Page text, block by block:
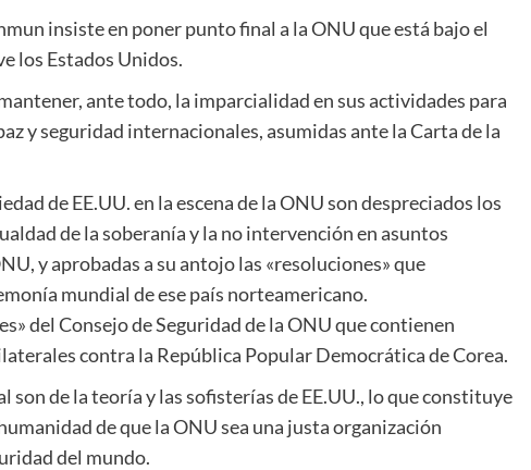
insiste en poner punto final a la ONU que está bajo el
los Estados Unidos.
ante todo, la imparcialidad en sus actividades para
y seguridad internacionales, asumidas ante la Carta de la
de EE.UU. en la escena de la ONU son despreciados los
de la soberanía y la no intervención en asuntos
y aprobadas a su antojo las «resoluciones» que
mundial de ese país norteamericano.
del Consejo de Seguridad de la ONU que contienen
contra la República Popular Democrática de Corea.
son de la teoría y las sofisterías de EE.UU., lo que constituye
de que la ONU sea una justa organización
del mundo.